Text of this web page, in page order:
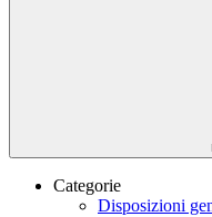
Categorie
Disposizioni